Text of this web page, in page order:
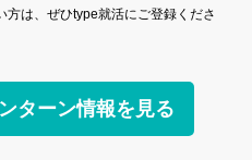
方は、ぜひtype就活にご登録くださ
ターン情報を見る